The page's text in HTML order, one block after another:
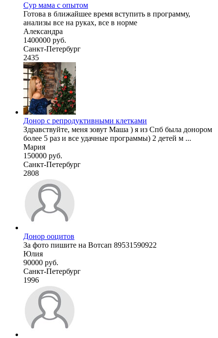
Сур мама с опытом
Готова в ближайшее время вступить в программу,
анализы все на руках, все в норме
Александра
1400000 руб.
Санкт-Петербург
2435
Донор с репродуктивными клетками
Здравствуйте, меня зовут Маша ) я из Спб была донором
более 5 раз и все удачные программы) 2 детей м ...
Мария
150000 руб.
Санкт-Петербург
2808
Донор ооцитов
За фото пишите на Вотсап 89531590922
Юлия
90000 руб.
Санкт-Петербург
1996